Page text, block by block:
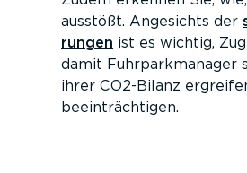
ausstößt. Angesichts der
rungen ist es wichtig,
damit Fuhrpark­ma­nager
ihrer CO2-Bilanz
beein­träch­tigen.